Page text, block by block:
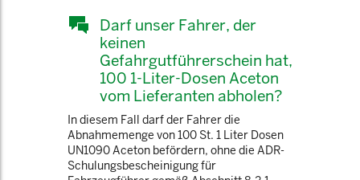
Darf unser Fahrer, der
keinen
Gefahrgutführerschein hat,
100 1-Liter-Dosen Aceton
vom Lieferanten abholen?
In diesem Fall darf der Fahrer die
Abnahmemenge von 100 St. 1 Liter Dosen
UN1090 Aceton befördern, ohne die ADR-
Schulungsbescheinigung für